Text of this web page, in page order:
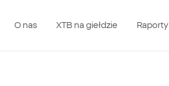
O nas XTB na giełdzie Raporty